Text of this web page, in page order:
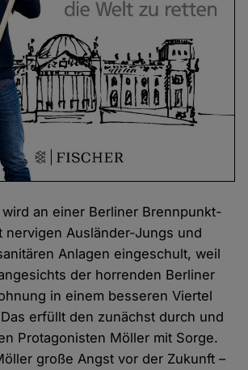
an einer Berliner Brennpunkt-
nervigen Ausländer-Jungs und
Anlagen eingeschult, weil
der horrenden Berliner
in einem besseren Viertel
erfüllt den zunächst durch und
Protagonisten Möller mit Sorge.
große Angst vor der Zukunft –